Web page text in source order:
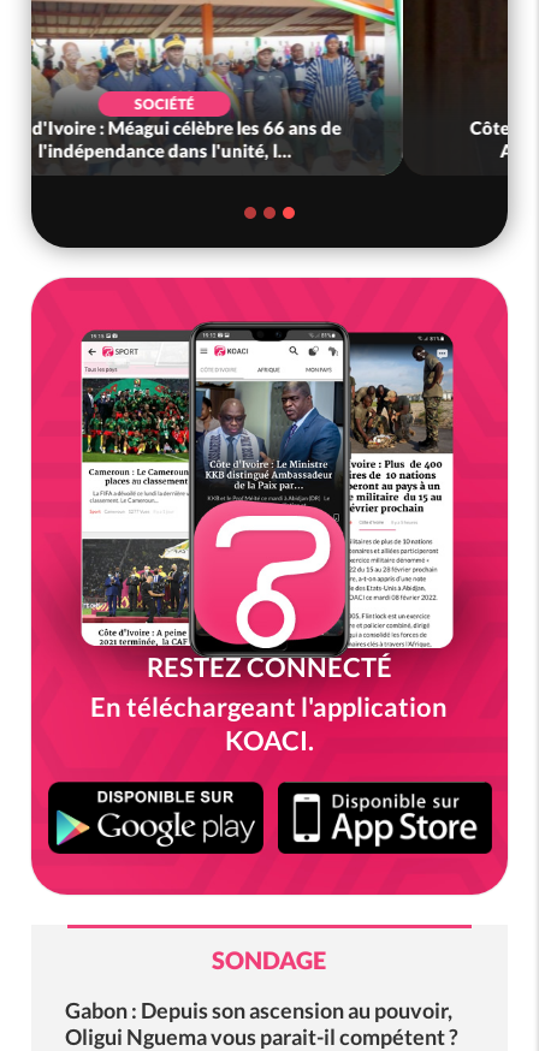
SOCIÉTÉ
Côte d'Ivoire-Mali : L'entrepreneur malien
Adama Kanté dans les mailles de...
RESTEZ CONNECTÉ
En téléchargeant l'application
KOACI.
SONDAGE
Gabon : Depuis son ascension au pouvoir,
Oligui Nguema vous parait-il compétent ?